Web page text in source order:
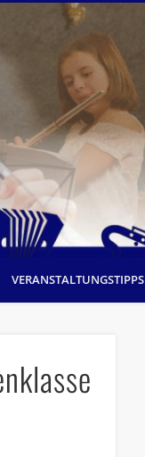
VERANSTALTUNGSTIPPS